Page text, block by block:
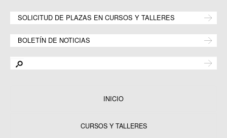
SOLICITUD DE PLAZAS EN CURSOS Y TALLERES
BOLETÍN DE NOTICIAS
INICIO
CURSOS Y TALLERES